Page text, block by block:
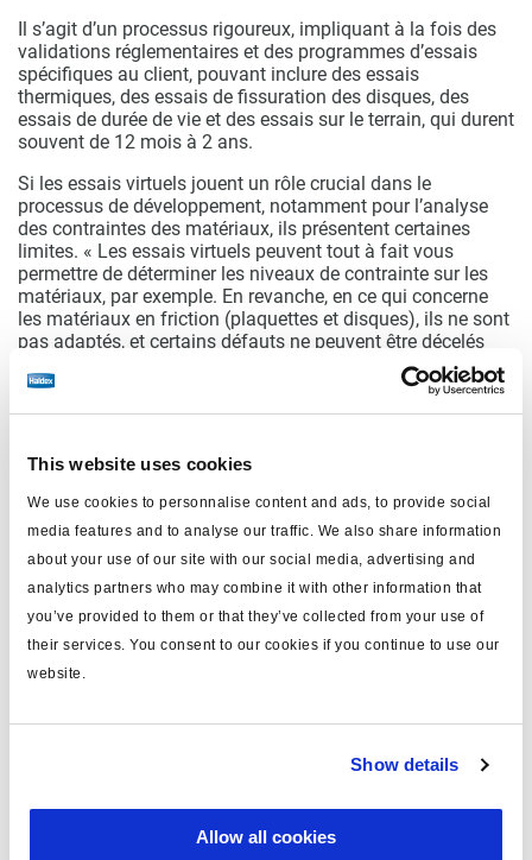
This website uses cookies
We use cookies to personnalise content and ads, to provide social
media features and to analyse our traffic. We also share information
about your use of our site with our social media, advertising and
analytics partners who may combine it with other information that
you’ve provided to them or that they’ve collected from your use of
their services. You consent to our cookies if you continue to use our
website.
Show details
Allow all cookies
Il s’agit d’un processus rigoureux, impliquant à la fois des
validations réglementaires et des programmes d’essais
spécifiques au client, pouvant inclure des essais
thermiques, des essais de fissuration des disques, des
essais de durée de vie et des essais sur le terrain, qui durent
souvent de 12 mois à 2 ans.
Si les essais virtuels jouent un rôle crucial dans le
processus de développement, notamment pour l’analyse
des contraintes des matériaux, ils présentent certaines
limites. « Les essais virtuels peuvent tout à fait vous
permettre de déterminer les niveaux de contrainte sur les
matériaux, par exemple. En revanche, en ce qui concerne
les matériaux en friction (plaquettes et disques), ils ne sont
pas adaptés, et certains défauts ne peuvent être décelés
seulement le frein, car ce dernier n’est pas toujours en
cause. »
Charlotte Wall travaille depuis plus de 25 ans chez Haldex,
où elle a exercé diverses fonctions, allant de la logistique à
la R&D. Forte de cette vaste expérience, elle a une
rencontrés dans le développement des systèmes de
freinage. Dans ses fonctions actuelles, elle supervise la
gestion des produits et des projets d’Haldex ainsi que de
En adaptant son système ModulT au marché des
dans sa mission de fournir des solutions de freinage plus
efficaces et plus légères à l’ensemble du secteur des